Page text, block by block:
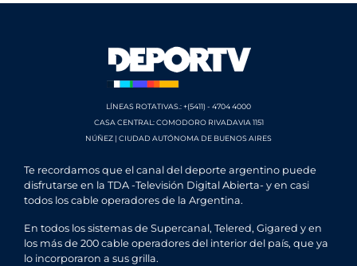
LÍNEAS ROTATIVAS.: +(5411) - 4704 4000
CASA CENTRAL: COMODORO RIVADAVIA 1151
NÚÑEZ | CIUDAD AUTÓNOMA DE BUENOS AIRES
Te recordamos que el canal del deporte argentino puede
disfrutarse en la TDA -Televisión Digital Abierta- y en casi
todos los cable operadores de la Argentina.
En todos los sistemas de Supercanal, Telered, Gigared y en
los más de 200 cable operadores del interior del país, que ya
lo incorporaron a sus grilla.